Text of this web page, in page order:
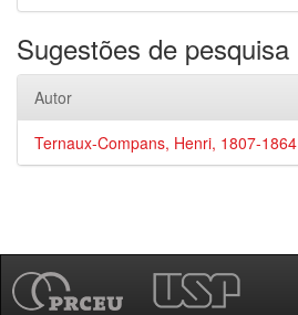
Sugestões de pesquisa
Autor
Ternaux-Compans, Henri, 1807-1864